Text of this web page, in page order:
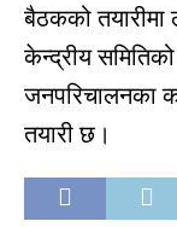
बैठकको
केन्द्रीय
जनपरिचालनका
तयारी छ।